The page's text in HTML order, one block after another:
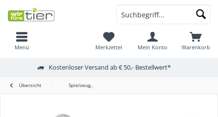
Menü Warenkorb
Merkzettel Mein Konto
Kostenloser Versand ab € 50,- Bestellwert*
Übersicht Spielzeug..